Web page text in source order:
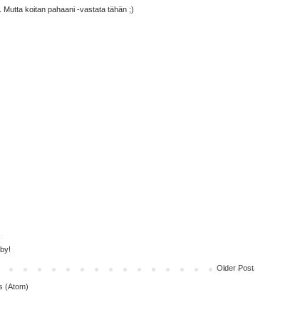
Mutta koitan pahaani -vastata tähän ;)
Older Post
(Atom)